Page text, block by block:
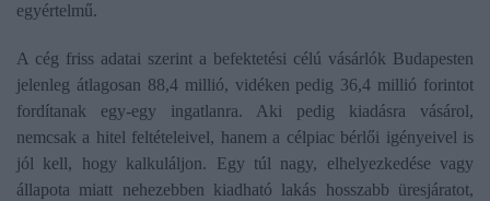
egyértelmű.
A cég friss adatai szerint a befektetési célú vásárlók Budapesten
jelenleg átlagosan 88,4 millió, vidéken pedig 36,4 millió forintot
fordítanak egy-egy ingatlanra. Aki pedig kiadásra vásárol,
nemcsak a hitel feltételeivel, hanem a célpiac bérlői igényeivel is
jól kell, hogy kalkuláljon. Egy túl nagy, elhelyezkedése vagy
állapota miatt nehezebben kiadható lakás hosszabb üresjáratot,